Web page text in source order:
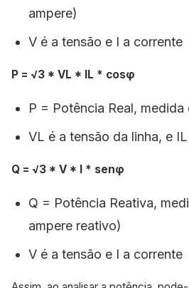
ampere)
V é a tensão e I a corrente
P = √3 * VL * IL * cosφ
P = Potência Real, medida
VL é a tensão da linha, e
Q = √3 * V * I * senφ
Q = Potência Reativa,
ampere reativo)
V é a tensão e I a corrente